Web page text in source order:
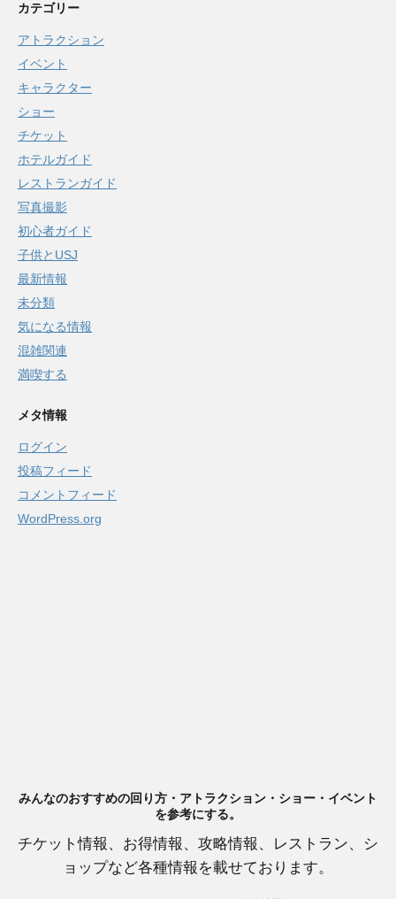
カテゴリー
アトラクション
イベント
キャラクター
ショー
チケット
ホテルガイド
レストランガイド
写真撮影
初心者ガイド
子供とUSJ
最新情報
未分類
気になる情報
混雑関連
満喫する
メタ情報
ログイン
投稿フィード
コメントフィード
WordPress.org
みんなのおすすめの回り方・アトラクション・ショー・イベント
を参考にする。
チケット情報、お得情報、攻略情報、レストラン、シ
ョップなど各種情報を載せております。